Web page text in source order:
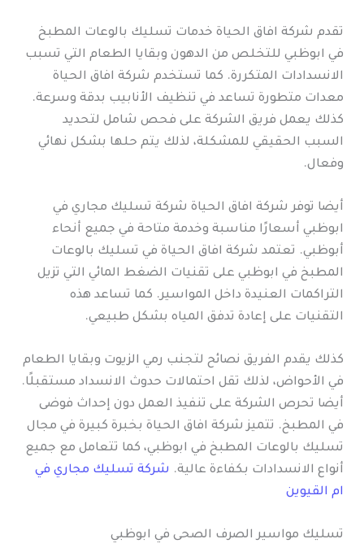
تقدم شركة افاق الحياة خدمات تسليك بالوعات المطبخ
في ابوظبي للتخلص من الدهون وبقايا الطعام التي تسبب
الانسدادات المتكررة. كما تستخدم شركة افاق الحياة
معدات متطورة تساعد في تنظيف الأنابيب بدقة وسرعة.
كذلك يعمل فريق الشركة على فحص شامل لتحديد
السبب الحقيقي للمشكلة، لذلك يتم حلها بشكل نهائي
وفعال.
أيضا توفر شركة افاق الحياة شركة تسليك مجاري في
ابوظبي أسعارًا مناسبة وخدمة متاحة في جميع أنحاء
أبوظبي. تعتمد شركة افاق الحياة في تسليك بالوعات
المطبخ في ابوظبي على تقنيات الضغط المائي التي تزيل
التراكمات العنيدة داخل المواسير. كما تساعد هذه
التقنيات على إعادة تدفق المياه بشكل طبيعي.
كذلك يقدم الفريق نصائح لتجنب رمي الزيوت وبقايا الطعام
في الأحواض، لذلك تقل احتمالات حدوث الانسداد مستقبلًا.
أيضا تحرص الشركة على تنفيذ العمل دون إحداث فوضى
في المطبخ. تتميز شركة افاق الحياة بخبرة كبيرة في مجال
تسليك بالوعات المطبخ في ابوظبي، كما تتعامل مع جميع
أنواع الانسدادات بكفاءة عالية. شركة تسليك مجاري في
ام القيوين
تسليك مواسير الصرف الصحى في ابوظبي